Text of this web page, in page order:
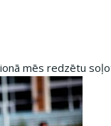
mēs redzētu